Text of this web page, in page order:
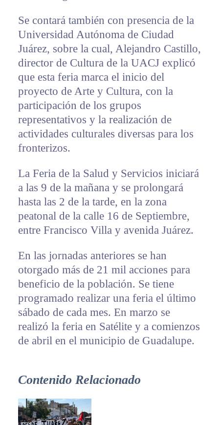
Se contará también con presencia de la
Universidad Autónoma de Ciudad
Juárez, sobre la cual, Alejandro Castillo,
director de Cultura de la UACJ explicó
que esta feria marca el inicio del
proyecto de Arte y Cultura, con la
participación de los grupos
representativos y la realización de
actividades culturales diversas para los
fronterizos.
La Feria de la Salud y Servicios iniciará
a las 9 de la mañana y se prolongará
hasta las 2 de la tarde, en la zona
peatonal de la calle 16 de Septiembre,
entre Francisco Villa y avenida Juárez.
En las jornadas anteriores se han
otorgado más de 21 mil acciones para
beneficio de la población. Se tiene
programado realizar una feria el último
sábado de cada mes. En marzo se
realizó la feria en Satélite y a comienzos
de abril en el municipio de Guadalupe.
Contenido Relacionado